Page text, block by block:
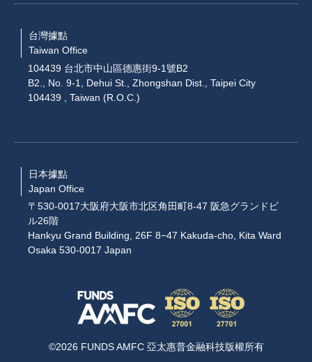
台灣據點
Taiwan Office
104439 台北市中山區德惠街9-1號B2
B2., No. 9-1, Dehui St., Zhongshan Dist., Taipei City
104439 , Taiwan (R.O.C.)
日本據點
Japan Office
〒530-0017大阪府大阪市北区角田町8-47 阪急グランドビ
ル26階
Hankyu Grand Building, 26F 8−47 Kakuda-cho, Kita Ward
Osaka 530-0017 Japan
©2026 FUNDS AMFC 亞太惠普金融科技版權所有